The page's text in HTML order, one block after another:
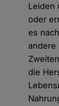
Leiden
oder
es
andere
die